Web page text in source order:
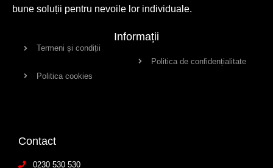
bune soluții pentru nevoile lor individuale.
Informații
Termeni și condiții
Politica de confidențialitate
Politica cookies
Contact
0230 530 530